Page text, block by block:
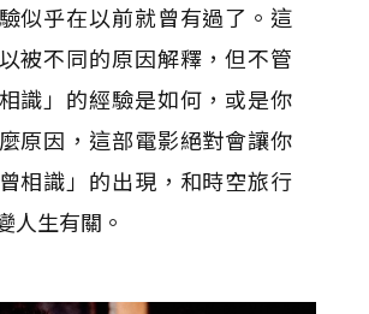
似乎在以前就曾有過了。這
被不同的原因解釋，但不管
識」的經驗是如何，或是你
原因，這部電影絕對會讓你
相識」的出現，和時空旅行
人生有關。